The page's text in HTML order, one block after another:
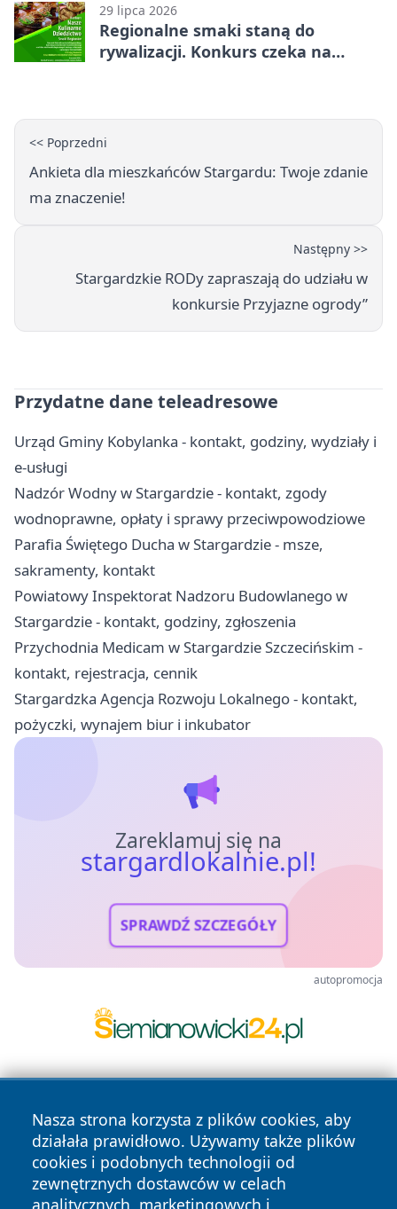
29 lipca 2026
Regionalne smaki staną do
rywalizacji. Konkurs czeka na
<< Poprzedni
Ankieta dla mieszkańców Stargardu: Twoje zdanie
ma znaczenie!
Następny >>
Stargardzkie RODy zapraszają do udziału w
konkursie Przyjazne ogrody”
Przydatne dane teleadresowe
Urząd Gminy Kobylanka - kontakt, godziny, wydziały i
e-usługi
Nadzór Wodny w Stargardzie - kontakt, zgody
wodnoprawne, opłaty i sprawy przeciwpowodziowe
Parafia Świętego Ducha w Stargardzie - msze,
sakramenty, kontakt
Powiatowy Inspektorat Nadzoru Budowlanego w
Stargardzie - kontakt, godziny, zgłoszenia
Przychodnia Medicam w Stargardzie Szczecińskim -
kontakt, rejestracja, cennik
Stargardzka Agencja Rozwoju Lokalnego - kontakt,
pożyczki, wynajem biur i inkubator
Zareklamuj się na
stargardlokalnie.pl!
SPRAWDŹ SZCZEGÓŁY
autopromocja
Nasza strona korzysta z plików cookies, aby
działała prawidłowo. Używamy także plików
cookies i podobnych technologii od
zewnętrznych dostawców w celach
analitycznych, marketingowych i
Copyright © 2026 stargardlokalnie.pl Wszystkie prawa